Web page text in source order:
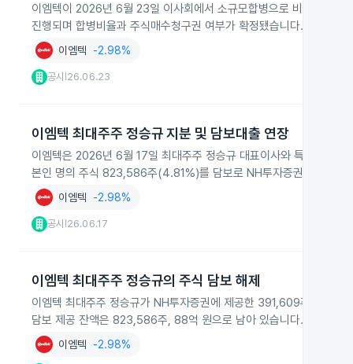
이엠텍이 2026년 6월 23일 이사회에서 소규모합병으로 비에스엘
진행되며 합병비율과 주식매수청구권 여부가 확정됐습니다.
이엠텍 -2.98%
공시 26.06.23
이엠텍 최대주주 정승규 지분 및 담보대출 연장
이엠텍은 2026년 6월 17일 최대주주 정승규 대표이사와 특별관계
본인 명의 주식 823,586주(4.81%)를 담보로 NH투자증권과 주식담
이엠텍 -2.98%
공시 26.06.17
이엠텍 최대주주 정승규의 주식 담보 해제
이엠텍 최대주주 정승규가 NH투자증권에 제공한 391,609주, 42억
담보 제공 잔액은 823,586주, 88억 원으로 남아 있습니다.
이엠텍 -2.98%